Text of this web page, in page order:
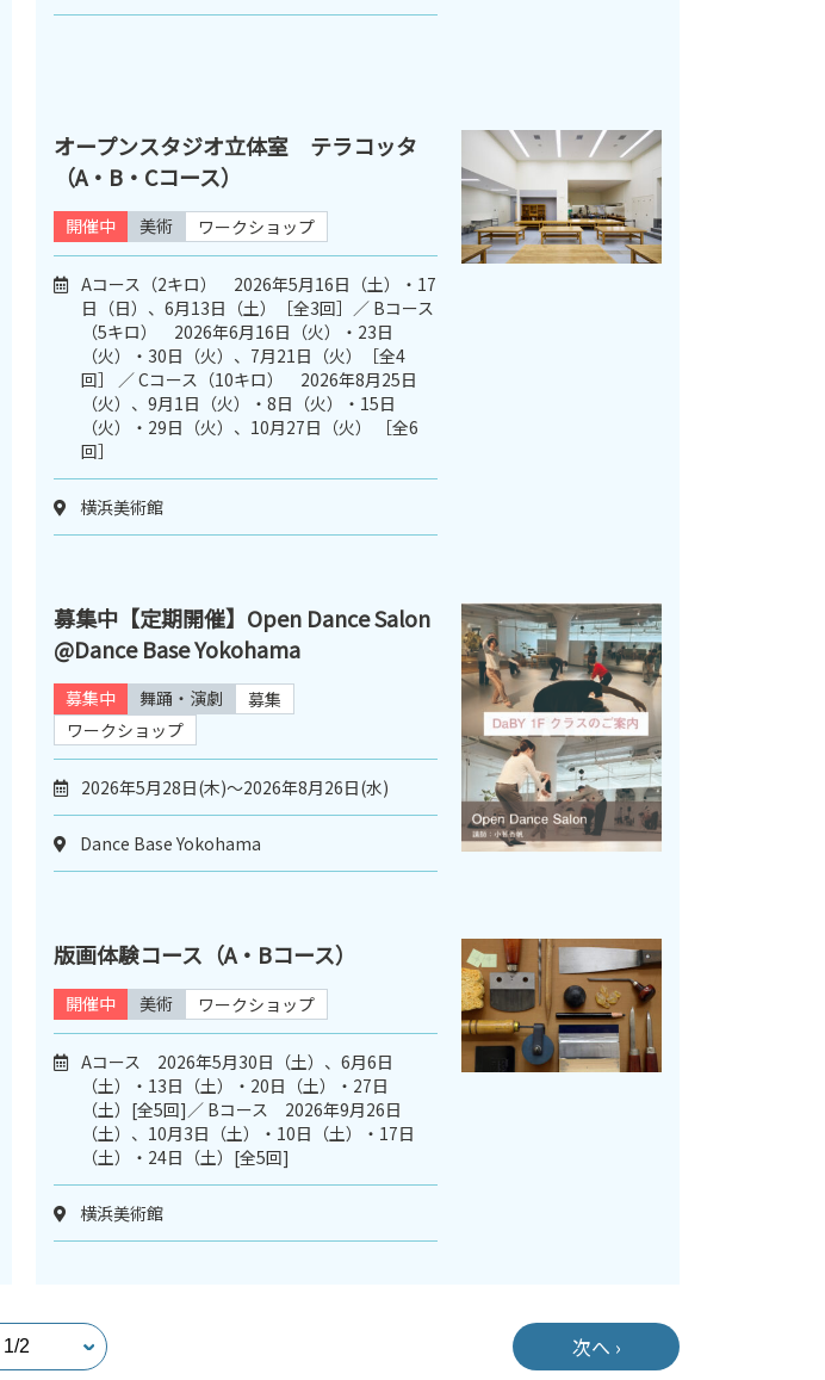
オープンスタジオ立体室 テラコッタ
（A・B・Cコース）
開催中 美術 ワークショップ
Aコース（2キロ） 2026年5月16日（土）・17
日（日）、6月13日（土）［全3回］／ Bコース
（5キロ） 2026年6月16日（火）・23日
（火）・30日（火）、7月21日（火）［全4
回］ ／ Cコース（10キロ） 2026年8月25日
（火）、9月1日（火）・8日（火）・15日
（火）・29日（火）、10月27日（火） ［全6
回］
横浜美術館
募集中【定期開催】Open Dance Salon
@Dance Base Yokohama
募集中 舞踊・演劇
募集
ワークショップ
2026年5月28日(木)～2026年8月26日(水)
Dance Base Yokohama
版画体験コース（A・Bコース）
開催中 美術 ワークショップ
Aコース 2026年5月30日（土）、6月6日
（土）・13日（土）・20日（土）・27日
（土）[全5回]／ Bコース 2026年9月26日
（土）、10月3日（土）・10日（土）・17日
（土）・24日（土）[全5回]
横浜美術館
次へ ›